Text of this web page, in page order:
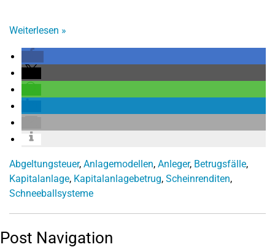
Weiterlesen »
Abgeltungsteuer, Anlagemodellen, Anleger, Betrugsfälle,
Kapitalanlage, Kapitalanlagebetrug, Scheinrenditen,
Schneeballsysteme
Post Navigation